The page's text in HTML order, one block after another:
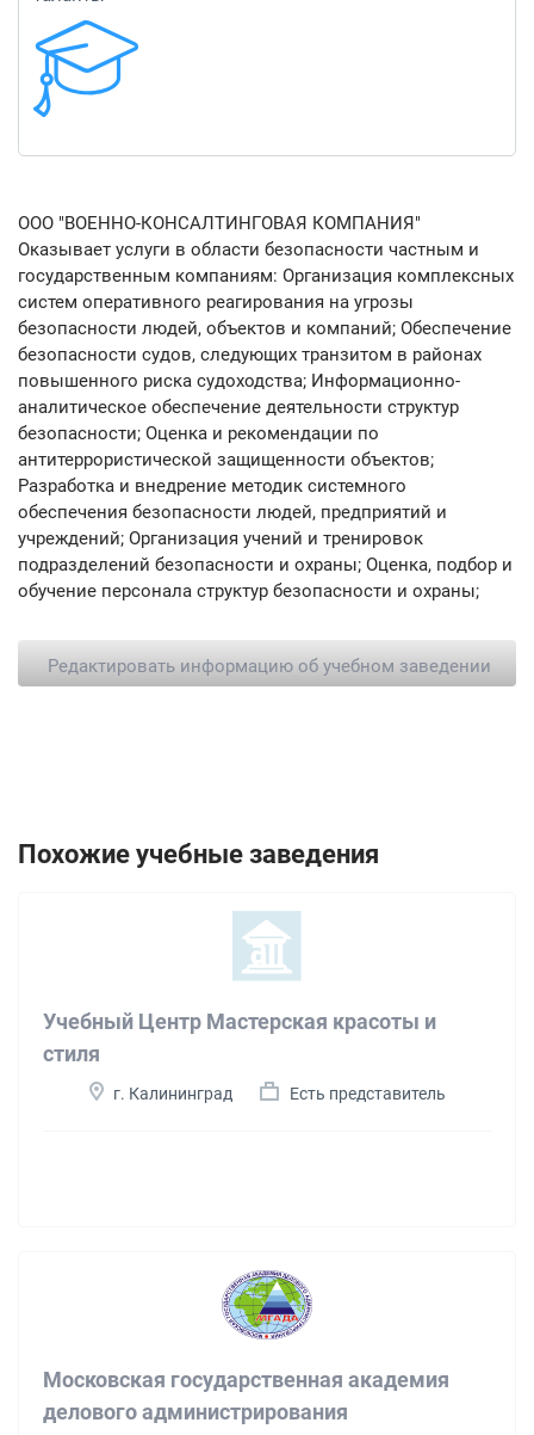
ООО "ВОЕННО-КОНСАЛТИНГОВАЯ КОМПАНИЯ"
Оказывает услуги в области безопасности частным и
государственным компаниям: Организация комплексных
систем оперативного реагирования на угрозы
безопасности людей, объектов и компаний; Обеспечение
безопасности судов, следующих транзитом в районах
повышенного риска судоходства; Информационно-
аналитическое обеспечение деятельности структур
безопасности; Оценка и рекомендации по
антитеррористической защищенности объектов;
Разработка и внедрение методик системного
обеспечения безопасности людей, предприятий и
учреждений; Организация учений и тренировок
подразделений безопасности и охраны; Оценка, подбор и
обучение персонала структур безопасности и охраны;
Редактировать информацию об учебном заведении
Похожие учебные заведения
Учебный Центр Мастерская красоты и
стиля
г. Калининград Есть представитель
Московская государственная академия
делового администрирования